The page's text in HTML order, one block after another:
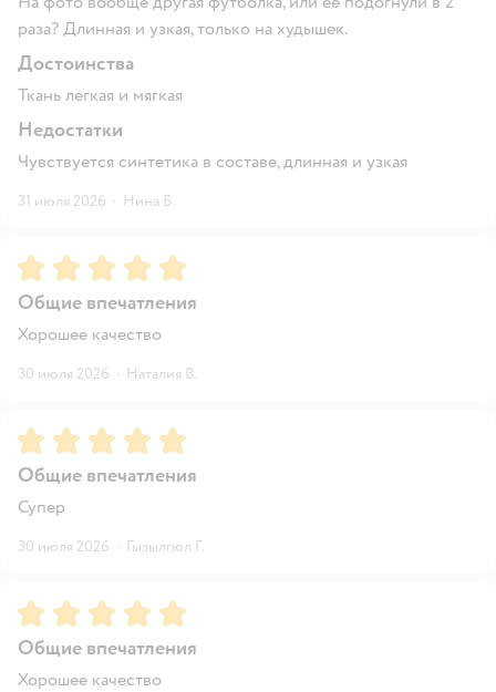
раза? Длинная и узкая, только на худышек.
Достоинства
Ткань легкая и мягкая
Недостатки
Чувствуется синтетика в составе, длинная и узкая
31 июля 2026 · Нина Б.
Рейтинг:5
Общие впечатления
Хорошее качество
30 июля 2026 · Наталия В.
Рейтинг:5
Общие впечатления
Супер
30 июля 2026 · Гызылгюл Г.
Рейтинг:5
Общие впечатления
Хорошее качество